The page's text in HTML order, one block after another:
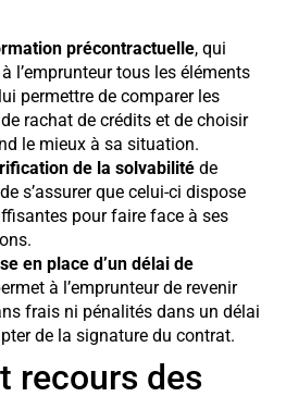
précontractuelle, qui
l’emprunteur tous les éléments
permettre de comparer les
rachat de crédits et de choisir
le mieux à sa situation.
de la solvabilité de
s’assurer que celui-ci dispose
pour faire face à ses
en place d’un délai de
à l’emprunteur de revenir
frais ni pénalités dans un délai
de la signature du contrat.
recours des